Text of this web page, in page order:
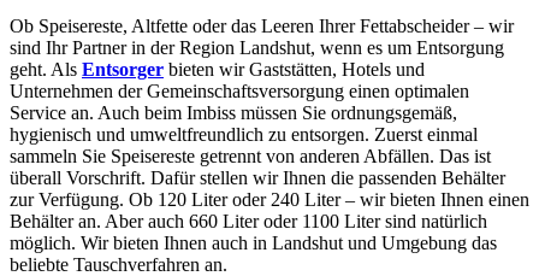
Ob Speisereste, Altfette oder das Leeren Ihrer Fettabscheider – wir
sind Ihr Partner in der Region Landshut, wenn es um Entsorgung
geht. Als Entsorger bieten wir Gaststätten, Hotels und
Unternehmen der Gemeinschaftsversorgung einen optimalen
Service an. Auch beim Imbiss müssen Sie ordnungsgemäß,
hygienisch und umweltfreundlich zu entsorgen. Zuerst einmal
sammeln Sie Speisereste getrennt von anderen Abfällen. Das ist
überall Vorschrift. Dafür stellen wir Ihnen die passenden Behälter
zur Verfügung. Ob 120 Liter oder 240 Liter – wir bieten Ihnen einen
Behälter an. Aber auch 660 Liter oder 1100 Liter sind natürlich
möglich. Wir bieten Ihnen auch in Landshut und Umgebung das
beliebte Tauschverfahren an.